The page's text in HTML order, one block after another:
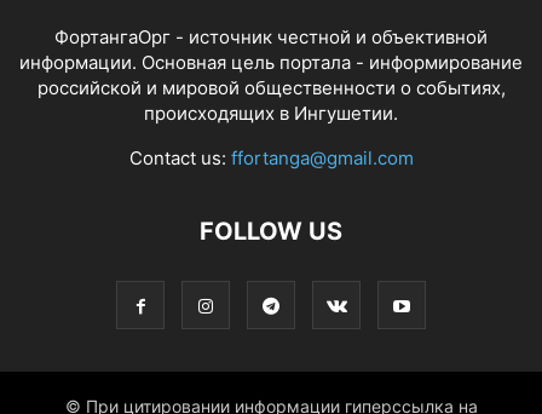
ФортангаОрг - источник честной и объективной
информации. Основная цель портала - информирование
российской и мировой общественности о событиях,
происходящих в Ингушетии.
Contact us: ffortanga@gmail.com
FOLLOW US
© При цитировании информации гиперссылка на